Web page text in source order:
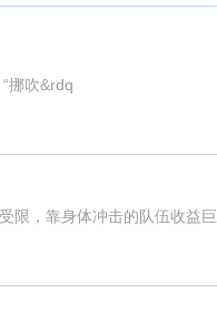
挪吹&rdq
，靠身体冲击的队伍收益巨